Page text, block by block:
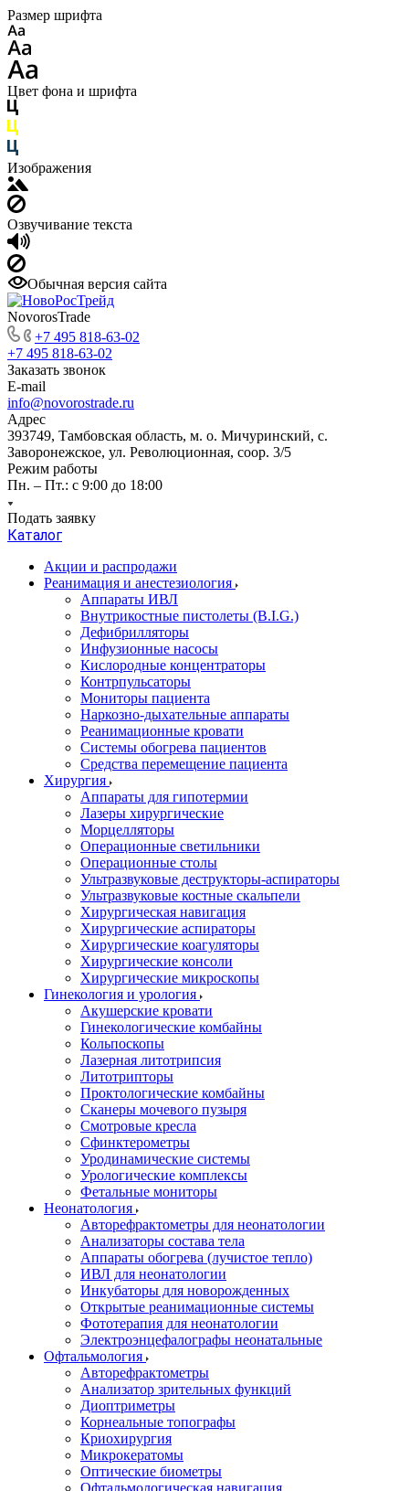
Размер шрифта
Цвет фона и шрифта
Изображения
Озвучивание текста
Обычная версия сайта
NovorosTrade
+7 495 818-63-02
+7 495 818-63-02
Заказать звонок
E-mail
info@novorostrade.ru
Адрес
393749, Тамбовская область, м. о. Мичуринский, с.
Заворонежское, ул. Революционная, соор. 3/5
Режим работы
Пн. – Пт.: с 9:00 до 18:00
Подать заявку
Каталог
Акции и распродажи
Реанимация и анестезиология
Аппараты ИВЛ
Внутрикостные пистолеты (B.I.G.)
Дефибрилляторы
Инфузионные насосы
Кислородные концентраторы
Контрпульсаторы
Мониторы пациента
Наркозно-дыхательные аппараты
Реанимационные кровати
Системы обогрева пациентов
Средства перемещение пациента
Хирургия
Аппараты для гипотермии
Лазеры хирургические
Морцелляторы
Операционные светильники
Операционные столы
Ультразвуковые деструкторы-аспираторы
Ультразвуковые костные скальпели
Хирургическая навигация
Хирургические аспираторы
Хирургические коагуляторы
Хирургические консоли
Хирургические микроскопы
Гинекология и урология
Акушерские кровати
Гинекологические комбайны
Кольпоскопы
Лазерная литотрипсия
Литотрипторы
Проктологические комбайны
Сканеры мочевого пузыря
Смотровые кресла
Сфинктерометры
Уродинамические системы
Урологические комплексы
Фетальные мониторы
Неонатология
Авторефрактометры для неонатологии
Анализаторы состава тела
Аппараты обогрева (лучистое тепло)
ИВЛ для неонатологии
Инкубаторы для новорожденных
Открытые реанимационные системы
Фототерапия для неонатологии
Электроэнцефалографы неонатальные
Офтальмология
Авторефрактометры
Анализатор зрительных функций
Диоптриметры
Корнеальные топографы
Криохирургия
Микрокератомы
Оптические биометры
Офтальмологическая навигация